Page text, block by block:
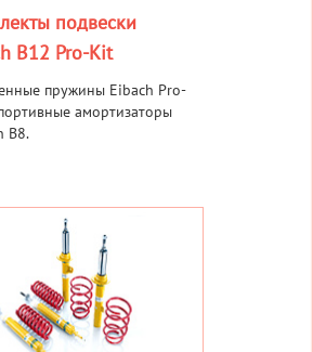
подвески
B12 Pro-Kit
пружины Eibach Pro-
амортизаторы
B8.